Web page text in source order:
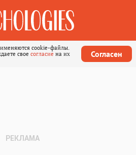
cookie-файлы.
свое согласие на их
Согласен